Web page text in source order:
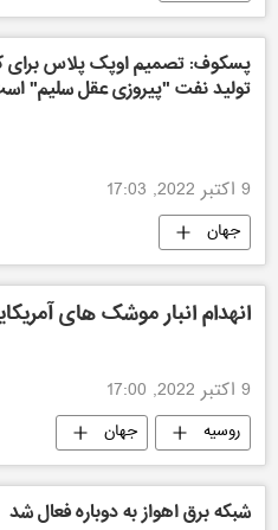
پسکوف: تصمیم اوپک پلاس
تولید نفت "پیروزی عقل سلیم"
9 اکتبر 2022, 17:03
جهان
انهدام انبار موشک های
9 اکتبر 2022, 17:00
روسیه جهان
شبکه برق اهواز به دوباره فعال شد